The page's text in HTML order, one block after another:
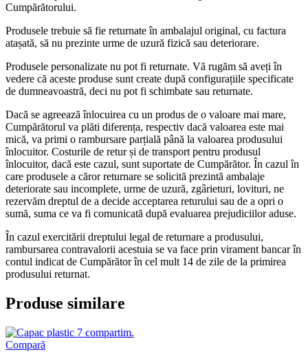
Cumpărătorului.
Produsele trebuie să fie returnate în ambalajul original, cu factura
atașată, să nu prezinte urme de uzură fizică sau deteriorare.
Produsele personalizate nu pot fi returnate. Vă rugăm să aveți în
vedere că aceste produse sunt create după configurațiile specificate
de dumneavoastră, deci nu pot fi schimbate sau returnate.
Dacă se agreează înlocuirea cu un produs de o valoare mai mare,
Cumpărătorul va plăti diferența, respectiv dacă valoarea este mai
mică, va primi o rambursare parțială până la valoarea produsului
înlocuitor. Costurile de retur și de transport pentru produsul
înlocuitor, dacă este cazul, sunt suportate de Cumpărător. În cazul în
care produsele a căror returnare se solicită prezintă ambalaje
deteriorate sau incomplete, urme de uzură, zgârieturi, lovituri, ne
rezervăm dreptul de a decide acceptarea returului sau de a opri o
sumă, suma ce va fi comunicată după evaluarea prejudiciilor aduse.
În cazul exercitării dreptului legal de returnare a produsului,
rambursarea contravalorii acestuia se va face prin virament bancar în
contul indicat de Cumpărător în cel mult 14 de zile de la primirea
produsului returnat.
Produse similare
Compară